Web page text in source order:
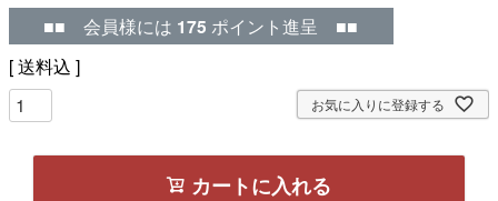
■■ 会員様には 175 ポイント進呈 ■■
送料込
お気に入りに登録する
カートに入れる